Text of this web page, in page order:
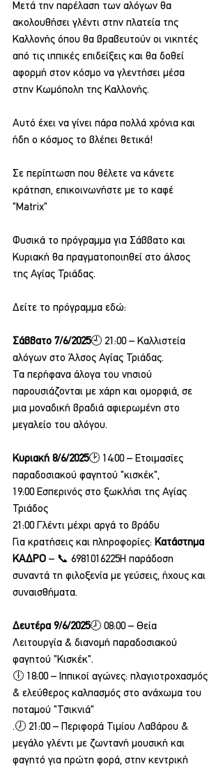
Μετά την παρέλαση των αλόγων θα
ακολουθήσει γλέντι στην πλατεία της
Καλλονής όπου θα βραβευτούν οι νικητές
από τις ιππικές επιδείξεις και θα δοθεί
αφορμή στον κόσμο να γλεντήσει μέσα
στην Κωμόπολη της Καλλονής.
Αυτό έχει να γίνει πάρα πολλά χρόνια και
ήδη ο κόσμος το βλέπει θετικά!
Σε περίπτωση που θέλετε να κάνετε
κράτηση, επικοινωνήστε με το καφέ
"Matrix"
Φυσικά το πρόγραμμα για Σάββατο και
Κυριακή θα πραγματοποιηθεί στο άλσος
της Αγίας Τριάδας.
Δείτε το πρόγραμμα εδώ:
Σάββατο 7/6/2025🕘 21:00 – Καλλιστεία
αλόγων στο Άλσος Αγίας Τριάδας.
Τα περήφανα άλογα του νησιού
παρουσιάζονται με χάρη και ομορφιά, σε
μια μοναδική βραδιά αφιερωμένη στο
μεγαλείο του αλόγου.
Κυριακή 8/6/2025🕑 14:00 – Ετοιμασίες
παραδοσιακού φαγητού "κισκέκ",
19:00 Εσπερινός στο ξωκλήσι της Αγίας
Τριάδος
21:00 Γλέντι μέχρι αργά το βράδυ
Για κρατήσεις και πληροφορίες: Κατάστημα
ΚΑΔΡΟ – 📞 6981016225Η παράδοση
συναντά τη φιλοξενία με γεύσεις, ήχους και
συναισθήματα.
Δευτέρα 9/6/2025🕗 08:00 – Θεία
Λειτουργία & διανομή παραδοσιακού
φαγητού "Κισκέκ".
🕕 18:00 – Ιππικοί αγώνες: πλαγιοτροχασμός
& ελεύθερος καλπασμός στο ανάχωμα του
ποταμού "Τσικνιά"
.🕖 21:00 – Περιφορά Τιμίου Λαβάρου &
μεγάλο γλέντι με ζωντανή μουσική και
φαγητό για πρώτη φορά, στην κεντρική